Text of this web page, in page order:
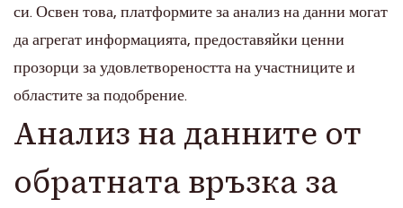
си. Освен това, платформите за анализ на данни могат
да агрегат информацията, предоставяйки ценни
прозорци за удовлетвореността на участниците и
областите за подобрение.
Анализ на данните от
обратната връзка за